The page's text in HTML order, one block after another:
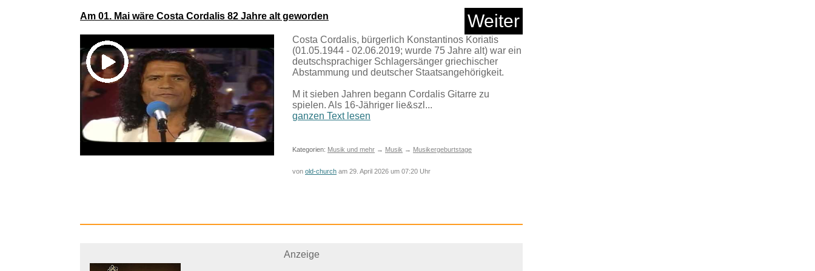
JIMIN OF BTS - [FACE]
(Undefin...
Anzeige
Am 01. Mai wäre Costa Cordalis 82 Jahre alt geworden Weiter
Costa Cordalis, bürgerlich Konstantinos Koriatis
(01.05.1944 - 02.06.2019; wurde 75 Jahre alt) war ein
deutschsprachiger Schlagersänger griechischer
Abstammung und deutscher Staatsangehörigkeit.
M it sieben Jahren begann Cordalis Gitarre zu
spielen. Als 16-Jähriger lie&szl...
ganzen Text lesen
Kategorien: Musik und mehr → Musik → Musikergeburtstage
von old-church am 29. April 2026 um 07:20 Uhr
Anzeige